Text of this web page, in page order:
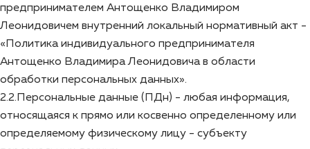
предпринимателем Антощенко Владимиром
Леонидовичем внутренний локальный нормативный акт -
«Политика индивидуального предпринимателя
Антощенко Владимира Леонидовича в области
обработки персональных данных».
2.2.Персональные данные (ПДн) - любая информация,
относящаяся к прямо или косвенно определенному или
определяемому физическому лицу - субъекту